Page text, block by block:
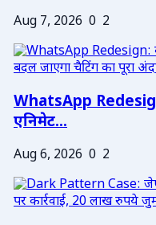
Aug 7, 2026 0 2
WhatsApp
एनिमेट...
Aug 6, 2026 0 2